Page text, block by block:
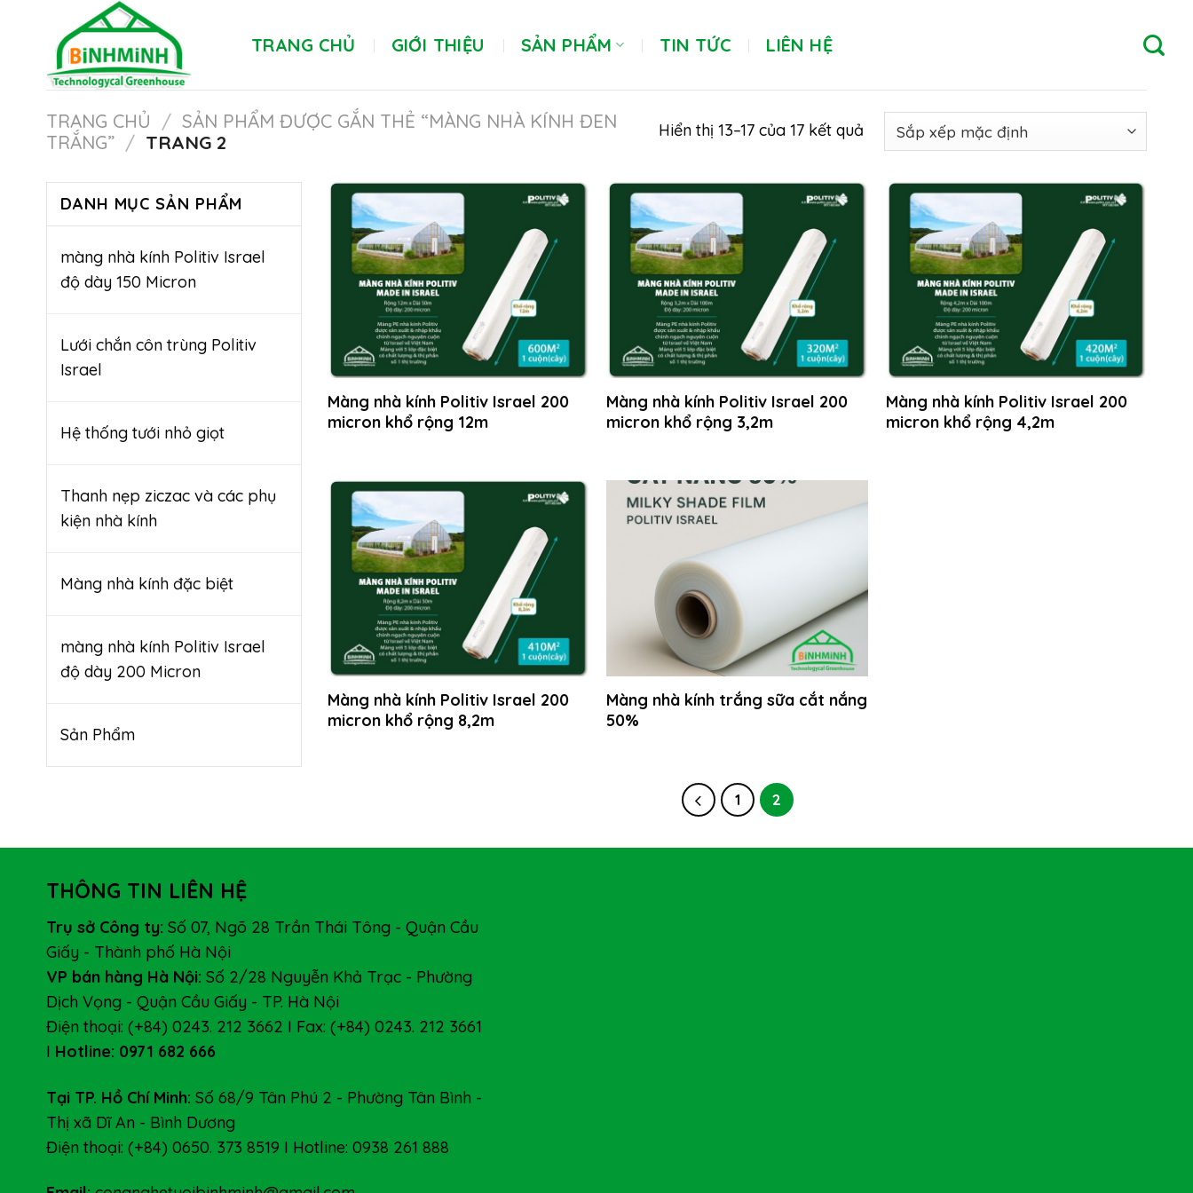
TRANG CHỦ GIỚI THIỆU SẢN PHẨM TIN TỨC LIÊN HỆ
TRANG CHỦ / SẢN PHẨM ĐƯỢC GẮN THẺ “MÀNG NHÀ KÍNH ĐEN
TRẮNG” / TRANG 2
Hiển thị 13–17 của 17 kết quả
DANH MỤC SẢN PHẨM
màng nhà kính Politiv Israel
độ dày 150 Micron
Lưới chắn côn trùng Politiv
Israel
Hệ thống tưới nhỏ giọt
Thanh nẹp ziczac và các phụ
kiện nhà kính
Màng nhà kính đặc biệt
màng nhà kính Politiv Israel
độ dày 200 Micron
Sản Phẩm
Màng nhà kính Politiv Israel 200
micron khổ rộng 12m
Màng nhà kính Politiv Israel 200
micron khổ rộng 3,2m
Màng nhà kính Politiv Israel 200
micron khổ rộng 4,2m
Màng nhà kính Politiv Israel 200
micron khổ rộng 8,2m
Màng nhà kính trắng sữa cắt nắng
50%
1 2
THÔNG TIN LIÊN HỆ
Trụ sở Công ty: Số 07, Ngõ 28 Trần Thái Tông - Quận Cầu
Giấy - Thành phố Hà Nội
VP bán hàng Hà Nội: Số 2/28 Nguyễn Khả Trạc - Phường
Dịch Vọng - Quận Cầu Giấy - TP. Hà Nội
Điện thoại: (+84) 0243. 212 3662 I Fax: (+84) 0243. 212 3661
I Hotline: 0971 682 666
Tại TP. Hồ Chí Minh: Số 68/9 Tân Phú 2 - Phường Tân Bình -
Thị xã Dĩ An - Bình Dương
Điện thoại: (+84) 0650. 373 8519 I Hotline: 0938 261 888